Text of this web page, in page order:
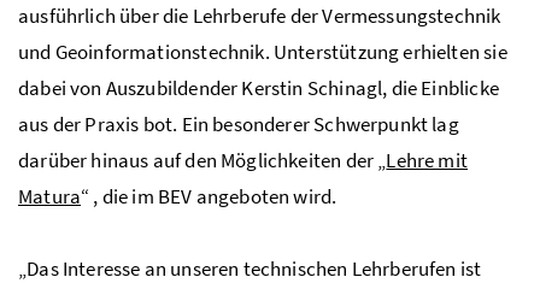
ausführlich über die Lehrberufe der Vermessungstechnik
und Geoinformationstechnik. Unterstützung erhielten sie
dabei von Auszubildender Kerstin Schinagl, die Einblicke
aus der Praxis bot. Ein besonderer Schwerpunkt lag
darüber hinaus auf den Möglichkeiten der „Lehre mit
Matura“ , die im BEV angeboten wird.
„Das Interesse an unseren technischen Lehrberufen ist